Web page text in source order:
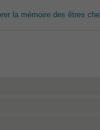
la mémoire des êtres